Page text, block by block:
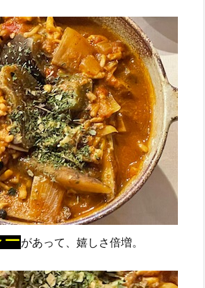
があって、嬉しさ倍増。